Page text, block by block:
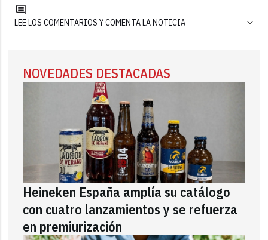
LEE LOS COMENTARIOS Y COMENTA LA NOTICIA
NOVEDADES DESTACADAS
Heineken España amplía su catálogo
con cuatro lanzamientos y se refuerza
en premiurización